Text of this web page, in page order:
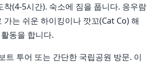
착(4-5시간). 숙소에 짐을 풉니다. 응우람
는 쉬운 하이킹이나 깟꼬(Cat Co) 해
동을 합니다.
트 투어 또는 간단한 국립공원 방문. 이